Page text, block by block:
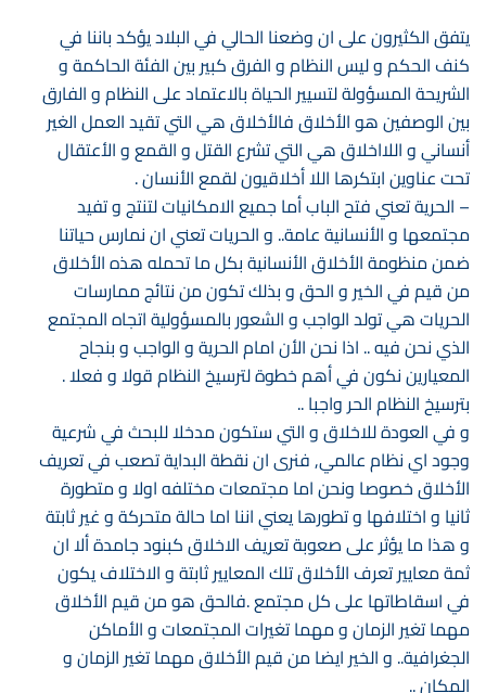
يتفق الكثيرون على ان وضعنا الحالي في البلاد يؤكد باننا في
كنف الحكم و ليس النظام و الفرق كبير بين الفئة الحاكمة و
الشريحة المسؤولة لتسيير الحياة بالاعتماد على النظام و الفارق
بين الوصفين هو الأخلاق فالأخلاق هي التي تقيد العمل الغير
أنساني و اللااخلاق هي التي تشرع القتل و القمع و الأعتقال
تحت عناوين ابتكرها اللا أخلاقيون لقمع الأنسان .
– الحرية تعني فتح الباب أما جميع الامكانيات لتنتج و تفيد
مجتمعها و الأنسانية عامة.. و الحريات تعني ان نمارس حياتنا
ضمن منظومة الأخلاق الأنسانية بكل ما تحمله هذه الأخلاق
من قيم في الخير و الحق و بذلك تكون من نتائج ممارسات
الحريات هي تولد الواجب و الشعور بالمسؤولية اتجاه المجتمع
الذي نحن فيه .. اذا نحن الأن امام الحرية و الواجب و بنجاح
المعيارين نكون في أهم خطوة لترسيخ النظام قولا و فعلا .
بترسيخ النظام الحر واجبا ..
و في العودة للاخلاق و التي ستكون مدخلا للبحث في شرعية
وجود اي نظام عالمي, فنرى ان نقطة البداية تصعب في تعريف
الأخلاق خصوصا ونحن اما مجتمعات مختلفه اولا و متطورة
ثانيا و اختلافها و تطورها يعني اننا اما حالة متحركة و غير ثابتة
و هذا ما يؤثر على صعوبة تعريف الاخلاق كبنود جامدة ألا ان
ثمة معايير تعرف الأخلاق تلك المعايير ثابتة و الاختلاف يكون
في اسقاطاتها على كل مجتمع .فالحق هو من قيم الأخلاق
مهما تغير الزمان و مهما تغيرات المجتمعات و الأماكن
الجغرافية.. و الخير ايضا من قيم الأخلاق مهما تغير الزمان و
المكان ..